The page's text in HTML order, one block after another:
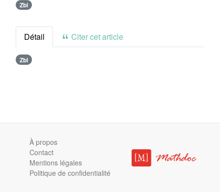
Zbl
Détail Citer cet article
Zbl
À propos
Contact
Mentions légales
Politique de confidentialité